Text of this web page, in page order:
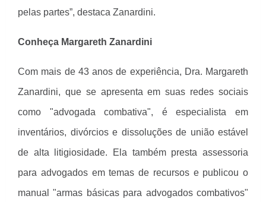
pelas partes”, destaca Zanardini.
Conheça Margareth Zanardini
Com mais de 43 anos de experiência, Dra. Margareth
Zanardini, que se apresenta em suas redes sociais
como "advogada combativa", é especialista em
inventários, divórcios e dissoluções de união estável
de alta litigiosidade. Ela também presta assessoria
para advogados em temas de recursos e publicou o
manual "armas básicas para advogados combativos"